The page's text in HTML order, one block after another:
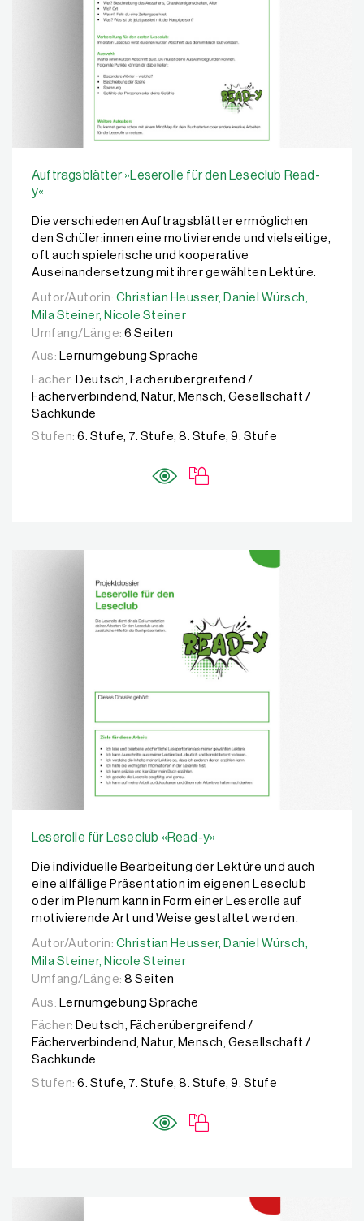
Auftragsblätter »Leserolle für den Leseclub Read-
y«
Die verschiedenen Auftragsblätter ermöglichen
den Schüler:innen eine motivierende und vielseitige,
oft auch spielerische und kooperative
Auseinandersetzung mit ihrer gewählten Lektüre.
Autor/Autorin: Christian Heusser, Daniel Würsch,
Autor/Autorin: Christian Heusser,
Daniel Würsch,
Mila Steiner, Nicole Steiner
Umfang/Länge: 6 Seiten
Aus: Lernumgebung Sprache
Fächer: Deutsch, Fächerübergreifend /
Fächerverbindend, Natur, Mensch, Gesellschaft /
Sachkunde
Stufen: 6. Stufe, 7. Stufe, 8. Stufe, 9. Stufe
Leserolle für Leseclub «Read-y»
Die individuelle Bearbeitung der Lektüre und auch
eine allfällige Präsentation im eigenen Leseclub
oder im Plenum kann in Form einer Leserolle auf
motivierende Art und Weise gestaltet werden.
Autor/Autorin: Christian Heusser, Daniel Würsch,
Autor/Autorin: Christian Heusser, Daniel Würsch,
Mila Steiner, Nicole Steiner
Umfang/Länge: 8 Seiten
Aus:
Lernumgebung Sprache
Fächer: Deutsch, Fächerübergreifend /
Fächerverbindend, Natur, Mensch, Gesellschaft /
Sachkunde
Stufen: 6. Stufe, 7. Stufe, 8. Stufe, 9. Stufe